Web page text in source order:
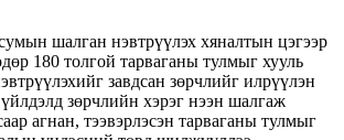
шалган нэвтрүүлэх хяналтын цэгээр
180 толгой тарваганы тулмыг хууль
завдсан зөрчлийг илрүүлэн
зөрчлийн хэрэг нээн шалгаж
агнан, тээвэрлэсэн тарваганы тулмыг